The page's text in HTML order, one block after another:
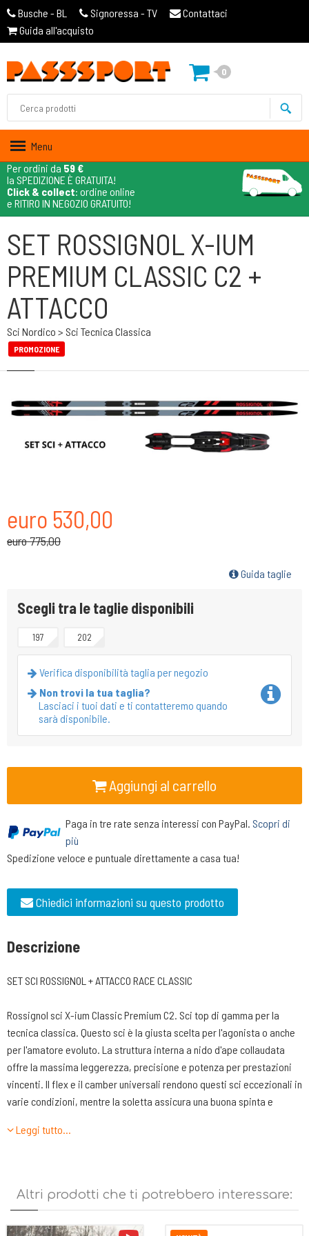
Busche - BL Signoressa - TV
Contattaci
Guida all'acquisto
0
Menu
Per ordini da 59 €
la SPEDIZIONE È GRATUITA!
Click & collect: ordine online
e RITIRO IN NEGOZIO GRATUITO!
SET ROSSIGNOL X-IUM
PREMIUM CLASSIC C2 +
ATTACCO
Sci Nordico > Sci Tecnica Classica
PROMOZIONE
euro 530,00
euro 775,00
Guida taglie
Scegli tra le taglie disponibili
197 202
Verifica disponibilità taglia per negozio
Non trovi la tua taglia?
Lasciaci i tuoi dati e ti contatteremo quando
sarà disponibile.
Aggiungi al carrello
Paga in tre rate senza interessi con PayPal. Scopri di
più
Spedizione veloce e puntuale direttamente a casa tua!
Chiedici informazioni su questo prodotto
Descrizione
SET SCI ROSSIGNOL + ATTACCO RACE CLASSIC
Rossignol sci X-ium Classic Premium C2. Sci top di gamma per la
tecnica classica. Questo sci è la giusta scelta per l'agonista o anche
per l'amatore evoluto. La struttura interna a nido d'ape collaudata
offre la massima leggerezza, precisione e potenza per prestazioni
vincenti. Il flex e il camber universali rendono questi sci eccezionali in
varie condizioni, mentre la soletta assicura una buona spinta e
-Sensazione di leggerezza
-L'anima Nomex® Honeycomb è composta da fibre aramidiche
Leggi tutto…
Altri prodotti che ti potrebbero interessare: